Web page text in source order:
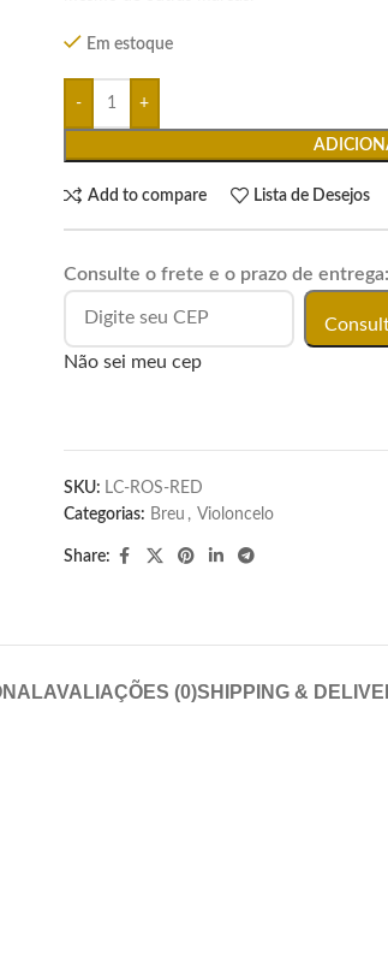
Em estoque
Add to compare Lista de Desejos
Consulte o frete e o prazo de entrega:
Não sei meu cep
SKU: LC-ROS-RED
Categorias: Breu , Violoncelo
Share:
AVALIAÇÕES (0)SHIPPING &